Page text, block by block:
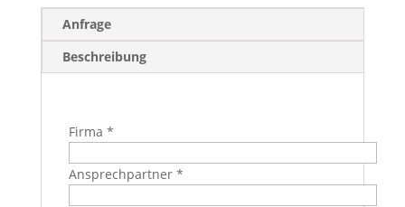
Anfrage
Beschreibung
Firma *
Ansprechpartner *